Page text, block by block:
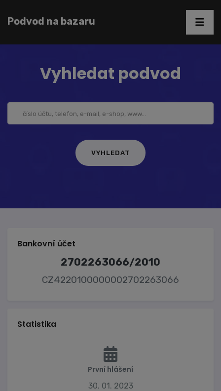
Podvod na bazaru
Vyhledat podvod
Bankovní účet
2702263066/2010
CZ4220100000002702263066
Statistika
První hlášení
30. 01. 2023